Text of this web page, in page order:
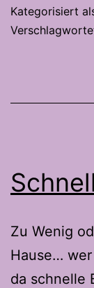
Kategorisiert
Zu Wenig
Hause…
da schnelle